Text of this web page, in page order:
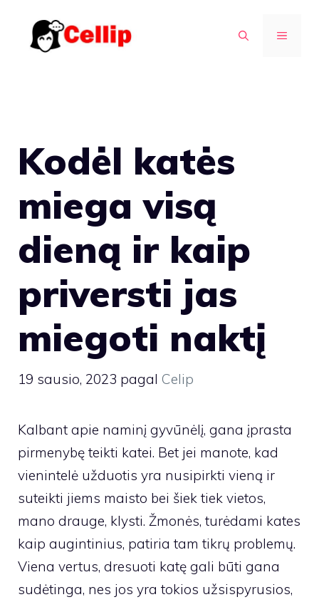
turinio
MENIU
Kodėl katės
miega visą
dieną ir kaip
priversti jas
miegoti naktį
19 sausio, 2023 pagal Celip
Kalbant apie naminį gyvūnėlį, gana įprasta
pirmenybę teikti katei. Bet jei manote, kad
vienintelė užduotis yra nusipirkti vieną ir
suteikti jiems maisto bei šiek tiek vietos,
mano drauge, klysti. Žmonės, turėdami kates
kaip augintinius, patiria tam tikrų problemų.
Viena vertus, dresuoti katę gali būti gana
sudėtinga, nes jos yra tokios užsispyrusios,